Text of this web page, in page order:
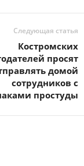
Следующая статья
Костромских
просят
домой
сотрудников с
простуды